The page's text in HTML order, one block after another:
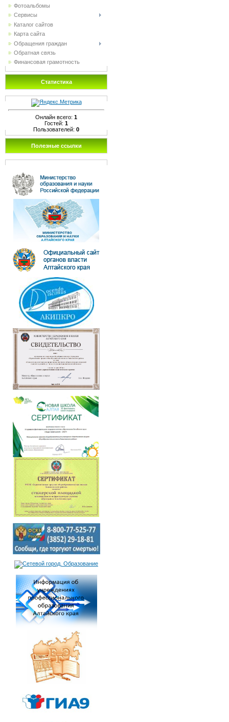
Фотоальбомы
Сервисы
Каталог сайтов
Карта сайта
Обращения граждан
Обратная связь
Финансовая грамотность
Статистика
Онлайн всего: 1
Гостей: 1
Пользователей: 0
Полезные ссылки